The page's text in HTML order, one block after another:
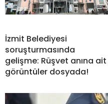
İzmit Belediyesi
soruşturmasında
gelişme: Rüşvet anına ait
görüntüler dosyada!